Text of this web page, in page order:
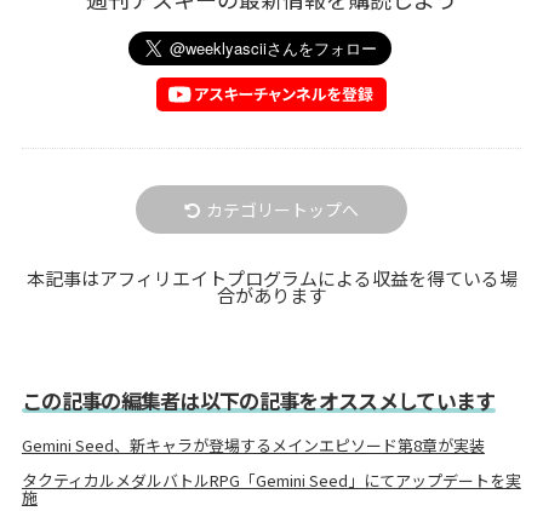
カテゴリートップへ
本記事はアフィリエイトプログラムによる収益を得ている場
合があります
この記事の編集者は以下の記事をオススメしています
Gemini Seed、新キャラが登場するメインエピソード第8章が実装
タクティカルメダルバトルRPG「Gemini Seed」にてアップデートを実
施